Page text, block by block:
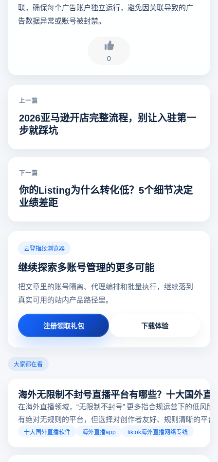
联，确保每个广告账户独立运行，避免因关联导致的广
告数据异常或账号被封禁。
0
上一篇
2026亚马逊开店完整流程，别让入驻第一
步就踩坑
下一篇
你的Listing为什么转化低？5个细节决定
业绩差距
云登指纹浏览器
继续探索多账号管理的更多可能
把文章里的账号隔离、代理编排和批量执行，继续落到
真实可用的站内产品路径里。
注册领取礼包 下载体验
大家都在看